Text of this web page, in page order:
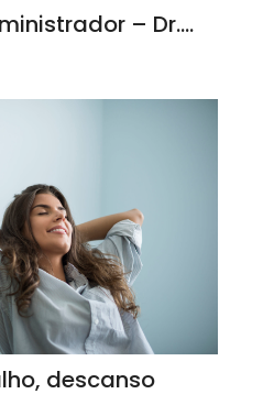
– Dr.…
descanso